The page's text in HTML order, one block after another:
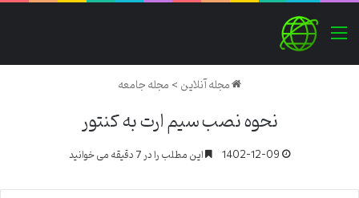
منو
مجله آنلاین>مجله جامعه
نحوه نصب سیم ارت به کنتور
1402-12-09 این مطلب را در 7 دقیقه می خوانید